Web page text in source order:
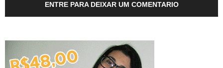
ENTRE PARA DEIXAR UM COMENTARIO